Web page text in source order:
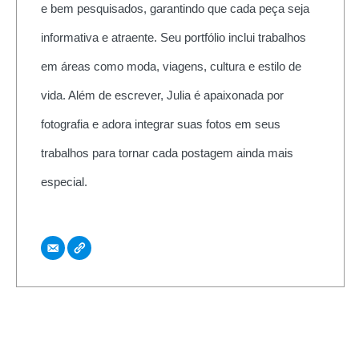
e bem pesquisados, garantindo que cada peça seja
informativa e atraente. Seu portfólio inclui trabalhos
em áreas como moda, viagens, cultura e estilo de
vida. Além de escrever, Julia é apaixonada por
fotografia e adora integrar suas fotos em seus
trabalhos para tornar cada postagem ainda mais
especial.